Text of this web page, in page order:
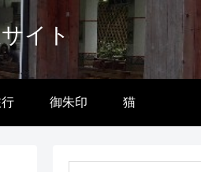
イト
御朱印 猫